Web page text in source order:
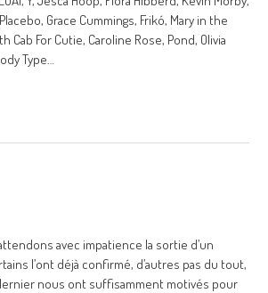
Grace Cummings, Frikó, Mary in the
Cab For Cutie, Caroline Rose, Pond, Olivia
Type…
avec impatience la sortie d’un
l’ont déjà confirmé, d’autres pas du tout,
nous ont suffisamment motivés pour